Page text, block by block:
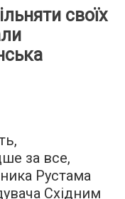
своїх
за все,
Рустама
Східним